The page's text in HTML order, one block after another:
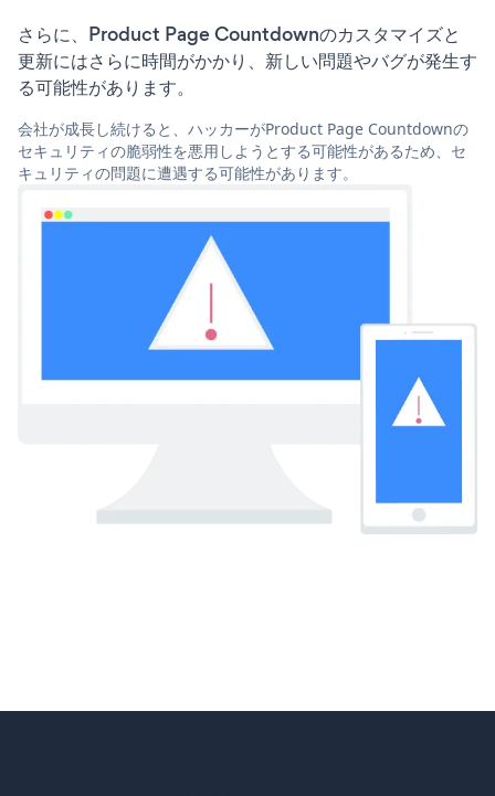
さらに、Product Page Countdownのカスタマイズと
更新にはさらに時間がかかり、新しい問題やバグが発生す
る可能性があります。
会社が成長し続けると、ハッカーがProduct Page Countdownの
セキュリティの脆弱性を悪用しようとする可能性があるため、セ
キュリティの問題に遭遇する可能性があります。